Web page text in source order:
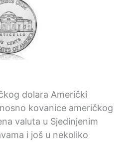
dolara Američki
kovanice američkog
valuta u Sjedinjenim
i još u nekoliko